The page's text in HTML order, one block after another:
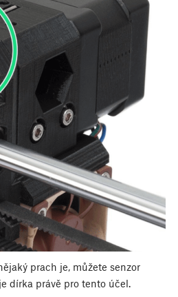
prach je, můžete senzor
dírka právě pro tento účel.